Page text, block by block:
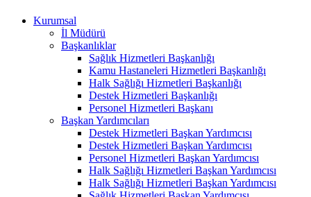
Kurumsal
İl Müdürü
Başkanlıklar
Sağlık Hizmetleri Başkanlığı
Kamu Hastaneleri Hizmetleri Başkanlığı
Halk Sağlığı Hizmetleri Başkanlığı
Destek Hizmetleri Başkanlığı
Personel Hizmetleri Başkanı
Başkan Yardımcıları
Destek Hizmetleri Başkan Yardımcısı
Destek Hizmetleri Başkan Yardımcısı
Personel Hizmetleri Başkan Yardımcısı
Halk Sağlığı Hizmetleri Başkan Yardımcısı
Halk Sağlığı Hizmetleri Başkan Yardımcısı